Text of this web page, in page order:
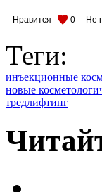
Нравится 0 Не
Теги:
инъекционные
новые
тредлифтинг